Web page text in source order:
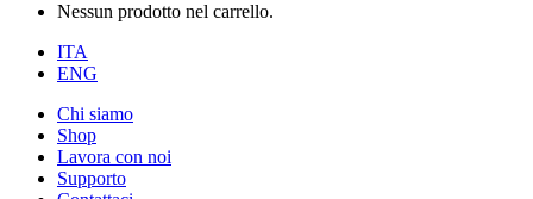
Nessun prodotto nel carrello.
ITA
ENG
Chi siamo
Shop
Lavora con noi
Supporto